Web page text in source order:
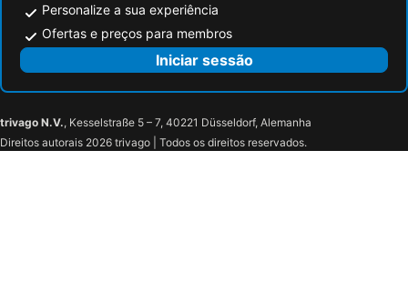
Personalize a sua experiência
Ofertas e preços para membros
Iniciar sessão
trivago N.V., Kesselstraße 5 – 7, 40221 Düsseldorf, Alemanha
Direitos autorais 2026 trivago | Todos os direitos reservados.